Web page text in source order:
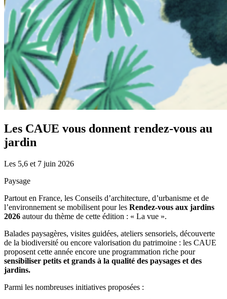
Les CAUE vous donnent rendez-vous au
jardin
Les 5,6 et 7 juin 2026
Paysage
Partout en France, les Conseils d’architecture, d’urbanisme et de
l’environnement se mobilisent pour les Rendez-vous aux jardins
2026 autour du thème de cette édition : « La vue ».
Balades paysagères, visites guidées, ateliers sensoriels, découverte
de la biodiversité ou encore valorisation du patrimoine : les CAUE
proposent cette année encore une programmation riche pour
sensibiliser petits et grands à la qualité des paysages et des
jardins.
Parmi les nombreuses initiatives proposées :